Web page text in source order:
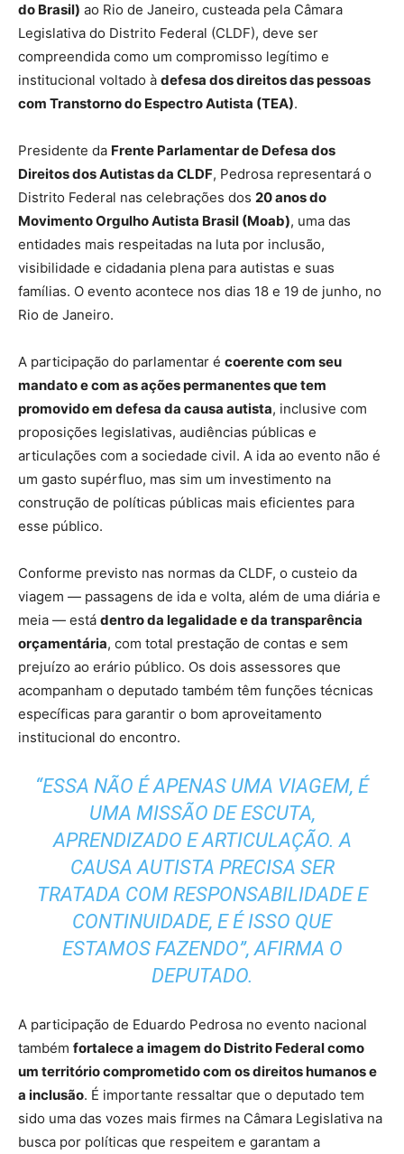
do Brasil) ao Rio de Janeiro, custeada pela Câmara
Legislativa do Distrito Federal (CLDF), deve ser
compreendida como um compromisso legítimo e
institucional voltado à defesa dos direitos das pessoas
com Transtorno do Espectro Autista (TEA).
Presidente da Frente Parlamentar de Defesa dos
Direitos dos Autistas da CLDF, Pedrosa representará o
Distrito Federal nas celebrações dos 20 anos do
Movimento Orgulho Autista Brasil (Moab), uma das
entidades mais respeitadas na luta por inclusão,
visibilidade e cidadania plena para autistas e suas
famílias. O evento acontece nos dias 18 e 19 de junho, no
Rio de Janeiro.
A participação do parlamentar é coerente com seu
mandato e com as ações permanentes que tem
promovido em defesa da causa autista, inclusive com
proposições legislativas, audiências públicas e
articulações com a sociedade civil. A ida ao evento não é
um gasto supérfluo, mas sim um investimento na
construção de políticas públicas mais eficientes para
esse público.
Conforme previsto nas normas da CLDF, o custeio da
viagem — passagens de ida e volta, além de uma diária e
meia — está dentro da legalidade e da transparência
orçamentária, com total prestação de contas e sem
prejuízo ao erário público. Os dois assessores que
acompanham o deputado também têm funções técnicas
específicas para garantir o bom aproveitamento
institucional do encontro.
“ESSA NÃO É APENAS UMA VIAGEM, É
UMA MISSÃO DE ESCUTA,
APRENDIZADO E ARTICULAÇÃO. A
CAUSA AUTISTA PRECISA SER
TRATADA COM RESPONSABILIDADE E
CONTINUIDADE, E É ISSO QUE
ESTAMOS FAZENDO”, AFIRMA O
DEPUTADO.
A participação de Eduardo Pedrosa no evento nacional
também fortalece a imagem do Distrito Federal como
um território comprometido com os direitos humanos e
a inclusão. É importante ressaltar que o deputado tem
sido uma das vozes mais firmes na Câmara Legislativa na
busca por políticas que respeitem e garantam a